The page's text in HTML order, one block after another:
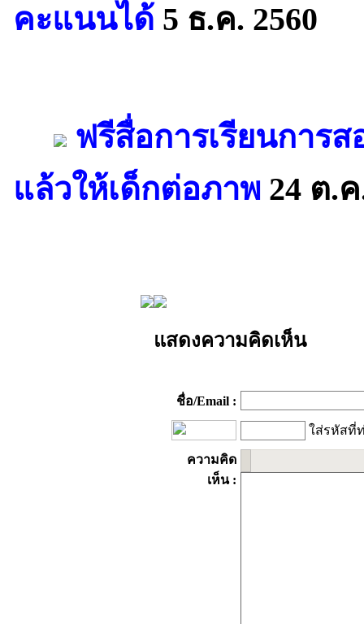
คะแนนได้ 5 ธ.ค. 2560
ฟรีสื่อการเรียนการ
แล้วให้เด็กต่อภาพ 24 ต.
แสดงความคิดเห็น
ชื่อ/Email :
ใส่รหัสที่
ความคิด
เห็น :